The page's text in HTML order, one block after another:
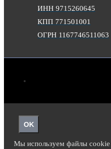
ИНН 9715260645
КПП 771501001
ОГРН 1167746511063
OK
Мы используем файлы cookie